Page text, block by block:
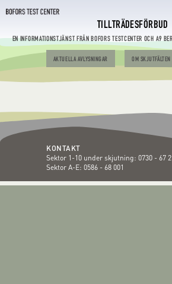
TILLTRÄDESFÖRBUD
EN INFORMATIONSTJÄNST FRÅN BOFORS TESTCENTER OCH A9
AKTUELLA AVLYSNINGAR OM SKJUTFÄLTEN
KONTAKT
Sektor 1-10 under skjutning: 0730 - 67
Sektor A-E: 0586 - 68 001